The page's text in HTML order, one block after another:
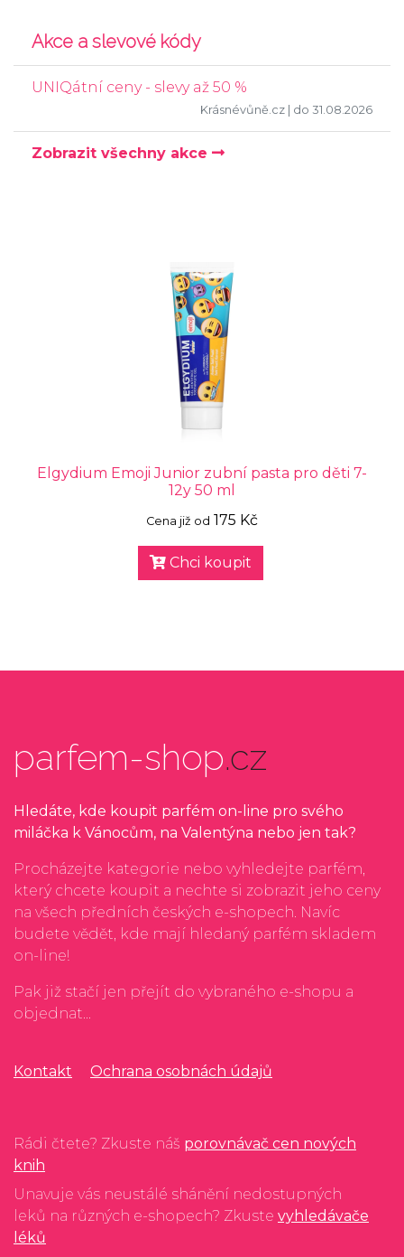
Akce a slevové kódy
UNIQátní ceny - slevy až 50 %
Krásnévůně.cz | do 31.08.2026
Zobrazit všechny akce
Elgydium Emoji Junior zubní pasta pro děti 7-
12y 50 ml
Cena již od 175 Kč
Chci koupit
parfem-shop.cz
Hledáte, kde koupit parfém on-line pro svého
miláčka k Vánocům, na Valentýna nebo jen tak?
Procházejte kategorie nebo vyhledejte parfém,
který chcete koupit a nechte si zobrazit jeho ceny
na všech předních českých e-shopech. Navíc
budete vědět, kde mají hledaný parfém skladem
on-line!
Pak již stačí jen přejít do vybraného e-shopu a
objednat...
Kontakt Ochrana osobnách údajů
Rádi čtete? Zkuste náš porovnávač cen nových
knih
Unavuje vás neustálé shánění nedostupných
leků na různých e-shopech? Zkuste vyhledávače
léků